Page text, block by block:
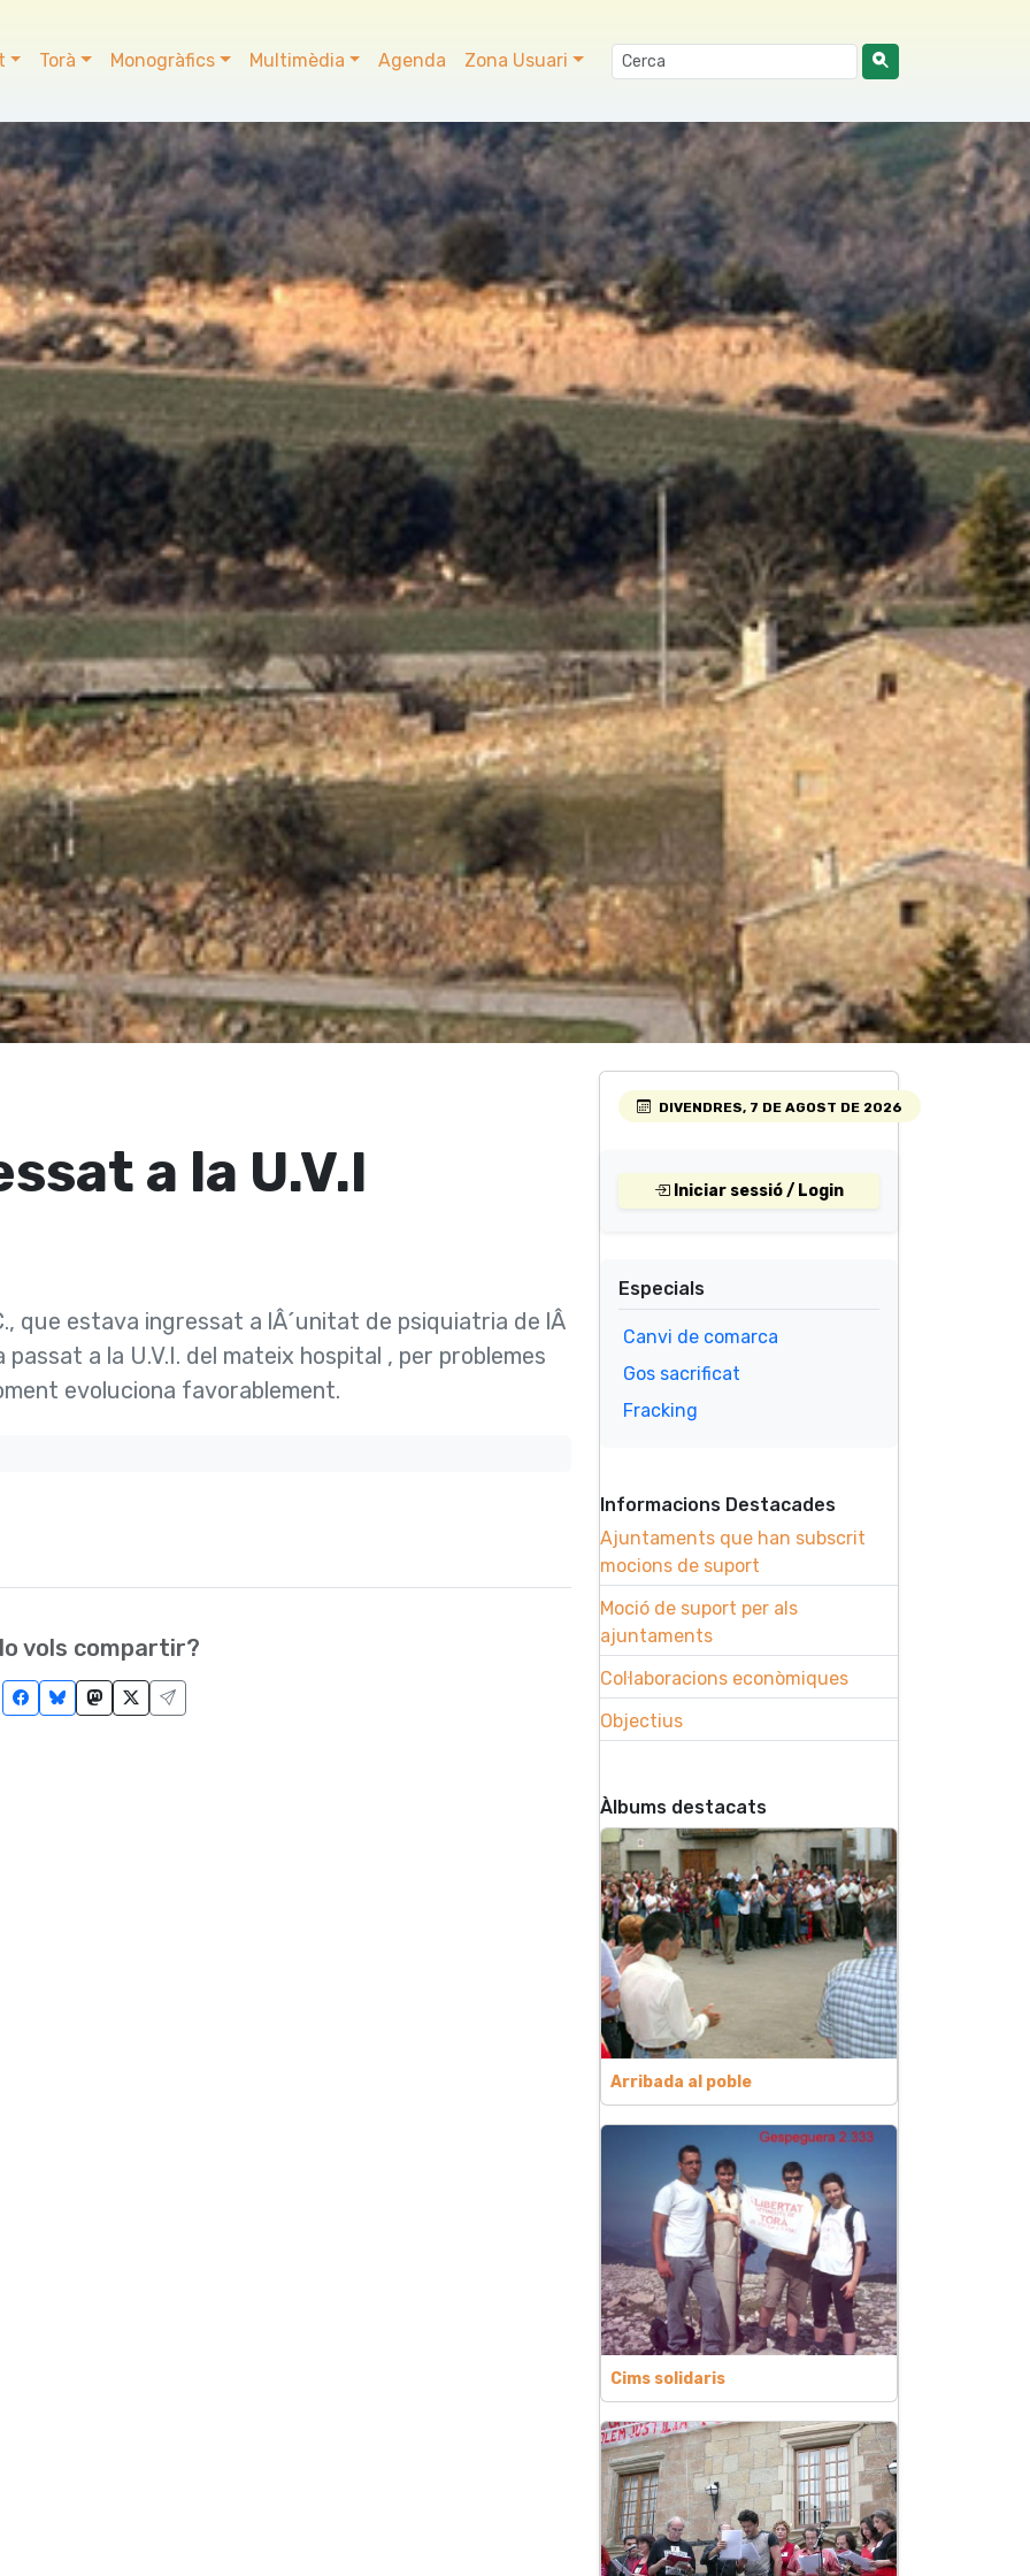
Torà Monogràfics Multimèdia Agenda Zona Usuari
a la U.V.I
que estava ingressat a lÂ´unitat de psiquiatria de lÂ
a la U.V.I. del mateix hospital , per problemes
evoluciona favorablement.
vols compartir?
DIVENDRES, 7 DE AGOST DE 2026
Iniciar sessió / Login
Especials
Canvi de comarca
Gos sacrificat
Fracking
Informacions Destacades
Ajuntaments que han subscrit
mocions de suport
Moció de suport per als
ajuntaments
Col·laboracions econòmiques
Objectius
Àlbums destacats
Arribada al poble
Cims solidaris